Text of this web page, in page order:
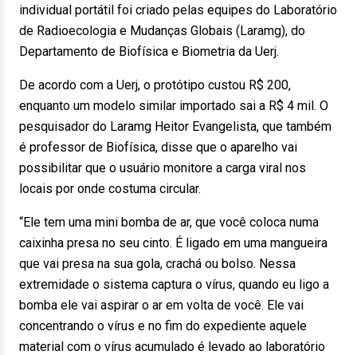
individual portátil foi criado pelas equipes do Laboratório
de Radioecologia e Mudanças Globais (Laramg), do
Departamento de Biofísica e Biometria da Uerj.
De acordo com a Uerj, o protótipo custou R$ 200,
enquanto um modelo similar importado sai a R$ 4 mil. O
pesquisador do Laramg Heitor Evangelista, que também
é professor de Biofísica, disse que o aparelho vai
possibilitar que o usuário monitore a carga viral nos
locais por onde costuma circular.
“Ele tem uma mini bomba de ar, que você coloca numa
caixinha presa no seu cinto. É ligado em uma mangueira
que vai presa na sua gola, crachá ou bolso. Nessa
extremidade o sistema captura o vírus, quando eu ligo a
bomba ele vai aspirar o ar em volta de você. Ele vai
concentrando o vírus e no fim do expediente aquele
material com o vírus acumulado é levado ao laboratório